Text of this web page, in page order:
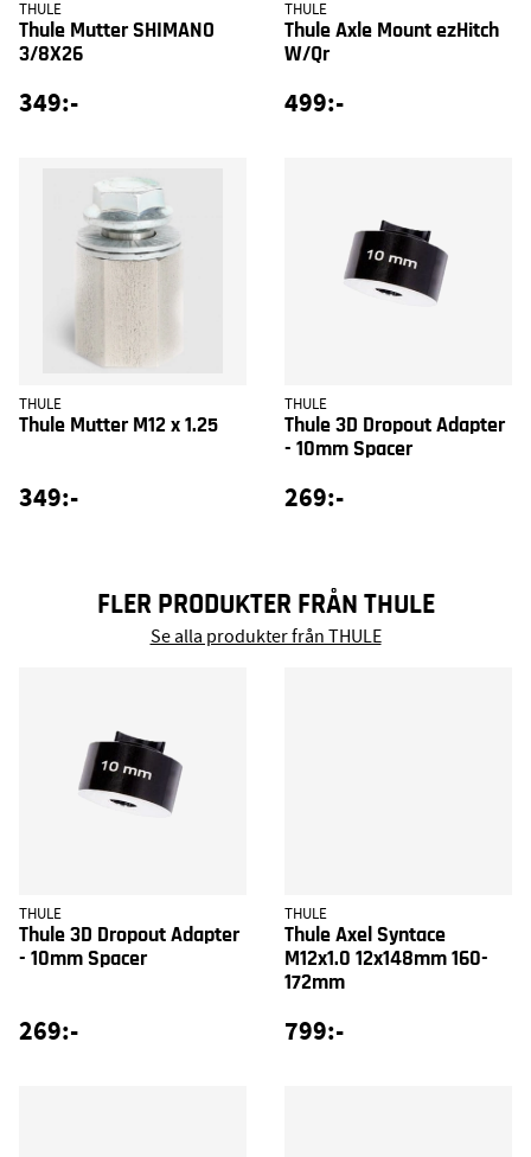
THULE
Thule Mutter SHIMANO
3/8X26
349:-
THULE
Thule Axle Mount ezHitch
W/Qr
499:-
THULE
Thule Mutter M12 x 1.25
349:-
THULE
Thule 3D Dropout Adapter
- 10mm Spacer
269:-
FLER PRODUKTER FRÅN THULE
Se alla produkter från THULE
THULE
Thule 3D Dropout Adapter
- 10mm Spacer
269:-
THULE
Thule Axel Syntace
M12x1.0 12x148mm 160-
172mm
799:-